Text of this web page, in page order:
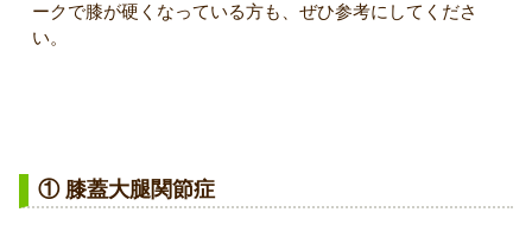
ークで膝が硬くなっている方も、ぜひ参考にしてくださ
い。
① 膝蓋大腿関節症